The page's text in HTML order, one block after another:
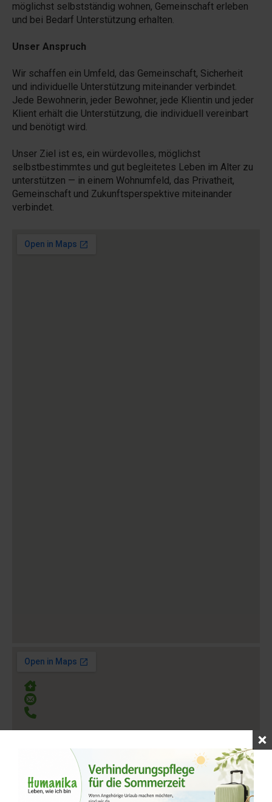
möglichst selbstständig wohnen, Gemeinschaft erleben
und bei Bedarf Unterstützung erhalten.
Unser Anspruch
Wir schaffen ein Umfeld, das Gemeinschaft, Sicherheit
und individuelle Unterstützung miteinander verbindet.
Jede Bewohnerin, jeder Bewohner, jede Klientin und jeder
Klient erhält die Unterstützung, die individuell vereinbart
und benötigt wird.
Unser Ziel ist es, ein würdevolles, möglichst
selbstbestimmtes und gut begleitetes Leben im Alter zu
unterstützen — in einem Wohnumfeld, das Privatheit,
Gemeinschaft und Zukunftsperspektive miteinander
verbindet.
Tomper Weg 68. 41168 Mönchengladbach
beratung@humanika.de
0231 – 58 68 78-88
360 Tour Wohngemeinschaft